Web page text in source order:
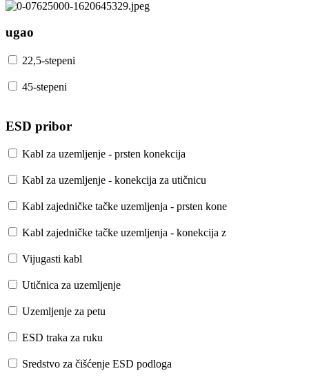
ugao
22,5-stepeni
45-stepeni
ESD pribor
Kabl za uzemljenje - prsten konekcija
Kabl za uzemljenje - konekcija za utičnicu
Kabl zajedničke tačke uzemljenja - prsten kone
Kabl zajedničke tačke uzemljenja - konekcija z
Vijugasti kabl
Utičnica za uzemljenje
Uzemljenje za petu
ESD traka za ruku
Sredstvo za čišćenje ESD podloga